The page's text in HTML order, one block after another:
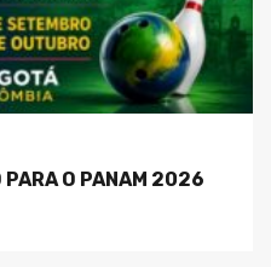
PARA O PANAM 2026